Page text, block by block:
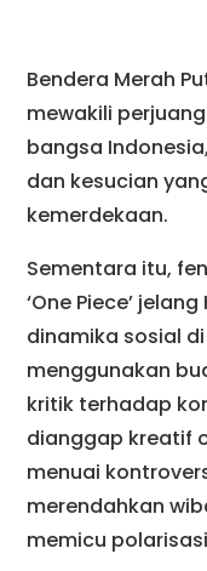
Bendera Merah
mewakili
bangsa
dan kesucian
kemerdekaan.
Sementara itu,
‘One Piece’
dinamika sosial
menggunakan
kritik terhadap
dianggap kreatif
menuai
merendahkan
memicu